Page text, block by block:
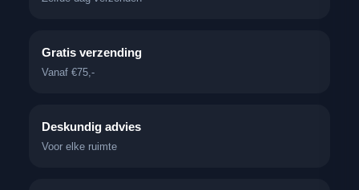
Gratis verzending
Vanaf €75,-
Deskundig advies
Voor elke ruimte